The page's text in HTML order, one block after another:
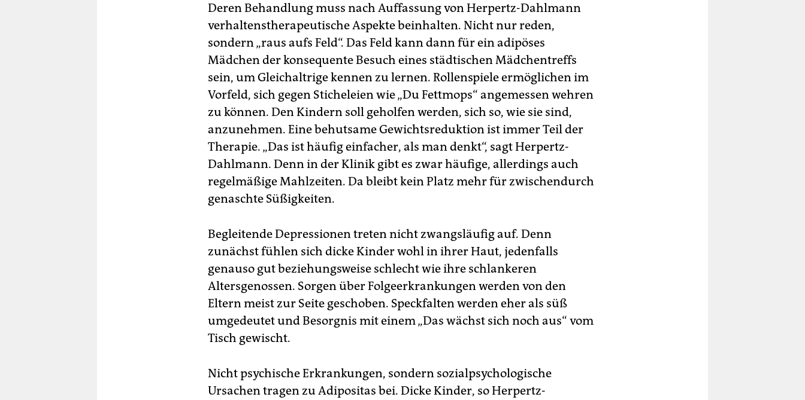
Deren Behandlung muss nach Auffassung von Herpertz-Dahlmann
verhaltenstherapeutische Aspekte beinhalten. Nicht nur reden,
sondern „raus aufs Feld“. Das Feld kann dann für ein adipöses
Mädchen der konsequente Besuch eines städtischen Mädchentreffs
sein, um Gleichaltrige kennen zu lernen. Rollenspiele ermöglichen im
Vorfeld, sich gegen Sticheleien wie „Du Fettmops“ angemessen wehren
zu können. Den Kindern soll geholfen werden, sich so, wie sie sind,
anzunehmen. Eine behutsame Gewichtsreduktion ist immer Teil der
Therapie. „Das ist häufig einfacher, als man denkt“, sagt Herpertz-
Dahlmann. Denn in der Klinik gibt es zwar häufige, allerdings auch
regelmäßige Mahlzeiten. Da bleibt kein Platz mehr für zwischendurch
genaschte Süßigkeiten.
Begleitende Depressionen treten nicht zwangsläufig auf. Denn
zunächst fühlen sich dicke Kinder wohl in ihrer Haut, jedenfalls
genauso gut beziehungsweise schlecht wie ihre schlankeren
Altersgenossen. Sorgen über Folgeerkrankungen werden von den
Eltern meist zur Seite geschoben. Speckfalten werden eher als süß
umgedeutet und Besorgnis mit einem „Das wächst sich noch aus“ vom
Tisch gewischt.
Nicht psychische Erkrankungen, sondern sozialpsychologische
Ursachen tragen zu Adipositas bei. Dicke Kinder, so Herpertz-